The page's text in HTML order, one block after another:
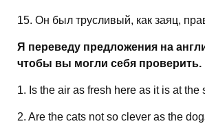
15. Он был трусливый, как заяц,
Я переведу предложения на
чтобы вы могли себя проверить.
1. Is the air as fresh here as it is at the
2. Are the cats not so clever as the